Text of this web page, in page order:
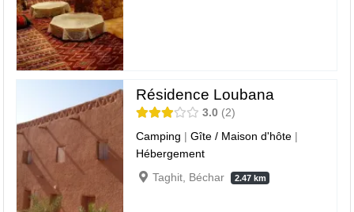
Résidence Loubana
3.0 2
Camping |Gîte / Maison d'hôte |
Hébergement
Taghit, Béchar
2.47 km